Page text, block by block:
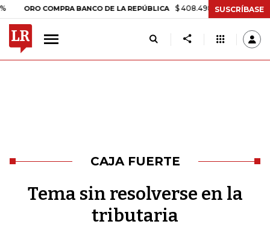
COMPRA BANCO DE LA REPÚBLICA $ 408.498,97 +$ 8.753,81
SUSCRÍBASE
CAJA FUERTE
Tema sin resolverse en la
tributaria